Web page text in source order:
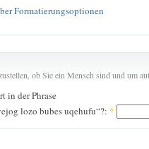
Formatierungsoptionen
ob Sie ein Mensch sind und um
in der Phrase
lozo bubes uqehufu“?: *